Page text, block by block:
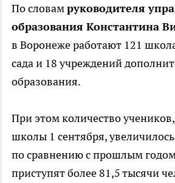
По словамруководителя
образования Константина
в Воронеже работают 121
сада и 18 учреждений
образования.
При этом количество
школы 1 сентября,
по сравнению с прошлым
приступят более 81,5 тысячи